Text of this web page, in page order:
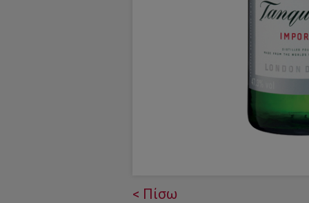
< Πίσω